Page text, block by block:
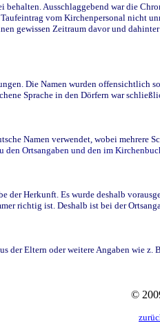
Ausschlaggebend war die
vom Kirchenpersonal nicht
gewissen Zeitraum davor und
Die Namen wurden offensichtlich
Sprache in den Dörfern war
Namen verwendet, wobei mehrere
Ortsangaben und den im
der Herkunft. Es wurde deshalb
richtig ist. Deshalb ist bei der
der Eltern oder weitere Angaben wie z.
©